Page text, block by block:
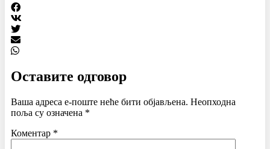
Оставите одговор
Ваша адреса е-поште неће бити објављена. Неопходна
поља су означена *
Коментар *